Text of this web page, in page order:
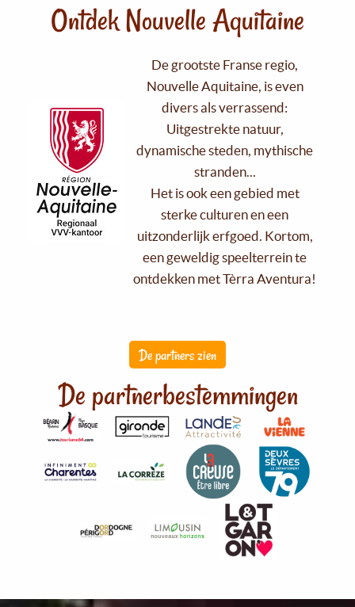
Ontdek Nouvelle Aquitaine
De grootste Franse regio,
Nouvelle Aquitaine, is even
divers als verrassend:
Uitgestrekte natuur,
dynamische steden, mythische
stranden...
Het is ook een gebied met
sterke culturen en een
uitzonderlijk erfgoed. Kortom,
een geweldig speelterrein te
ontdekken met Tèrra Aventura!
De partners zien
De partnerbestemmingen